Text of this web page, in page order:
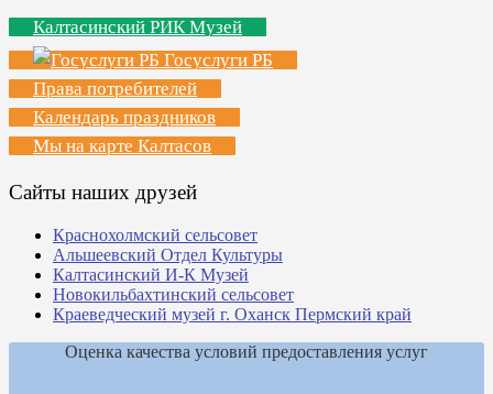
Калтасинский РИК Музей
Госуслуги РБ
Права потребителей
Календарь праздников
Мы на карте Калтасов
Сайты наших друзей
Краснохолмский сельсовет
Альшеевский Отдел Культуры
Калтасинский И-К Музей
Новокильбахтинский сельсовет
Краеведческий музей г. Оханск Пермский край
Оценка качества условий предоставления услуг